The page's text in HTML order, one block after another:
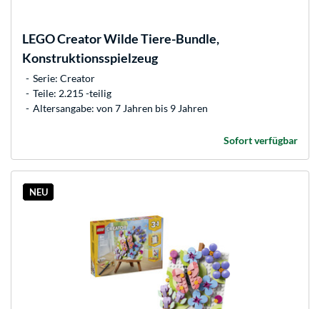
LEGOCreator Wilde Tiere-Bundle,
Konstruktionsspielzeug
Serie: Creator
Teile: 2.215 -teilig
Altersangabe: von 7 Jahren bis 9 Jahren
Sofort verfügbar
NEU